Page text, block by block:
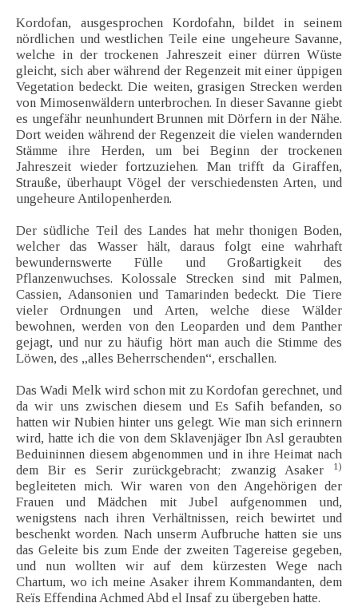
Kordofan, ausgesprochen Kordofahn, bildet in seinem
nördlichen und westlichen Teile eine ungeheure Savanne,
welche in der trockenen Jahreszeit einer dürren Wüste
gleicht, sich aber während der Regenzeit mit einer üppigen
Vegetation bedeckt. Die weiten, grasigen Strecken werden
von Mimosenwäldern unterbrochen. In dieser Savanne giebt
es ungefähr neunhundert Brunnen mit Dörfern in der Nähe.
Dort weiden während der Regenzeit die vielen wandernden
Stämme ihre Herden, um bei Beginn der trockenen
Jahreszeit wieder fortzuziehen. Man trifft da Giraffen,
Strauße, überhaupt Vögel der verschiedensten Arten, und
ungeheure Antilopenherden.
Der südliche Teil des Landes hat mehr thonigen Boden,
welcher das Wasser hält, daraus folgt eine wahrhaft
bewundernswerte Fülle und Großartigkeit des
Pflanzenwuchses. Kolossale Strecken sind mit Palmen,
Cassien, Adansonien und Tamarinden bedeckt. Die Tiere
vieler Ordnungen und Arten, welche diese Wälder
bewohnen, werden von den Leoparden und dem Panther
gejagt, und nur zu häufig hört man auch die Stimme des
Löwen, des „alles Beherrschenden“, erschallen.
Das Wadi Melk wird schon mit zu Kordofan gerechnet, und
da wir uns zwischen diesem und Es Safih befanden, so
hatten wir Nubien hinter uns gelegt. Wie man sich erinnern
wird, hatte ich die von dem Sklavenjäger Ibn Asl geraubten
Beduininnen diesem abgenommen und in ihre Heimat nach
dem Bir es Serir zurückgebracht; zwanzig Asaker
1)
begleiteten mich. Wir waren von den Angehörigen der
Frauen und Mädchen mit Jubel aufgenommen und,
wenigstens nach ihren Verhältnissen, reich bewirtet und
beschenkt worden. Nach unserm Aufbruche hatten sie uns
das Geleite bis zum Ende der zweiten Tagereise gegeben,
und nun wollten wir auf dem kürzesten Wege nach
Chartum, wo ich meine Asaker ihrem Kommandanten, dem
Reïs Effendina Achmed Abd el Insaf zu übergeben hatte.